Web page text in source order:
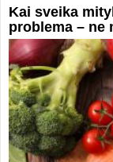
Kai sveika
problema – ne